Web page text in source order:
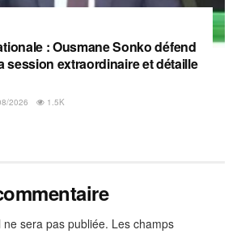
: Ousmane Sonko défend
session extraordinaire et détaille
2026 1.5K
sera pas publiée. Les champs